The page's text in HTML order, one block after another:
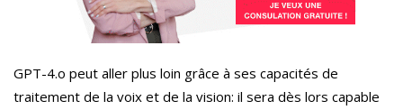
GPT-4.o peut aller plus loin grâce à ses capacités de
traitement de la voix et de la vision: il sera dès lors capable